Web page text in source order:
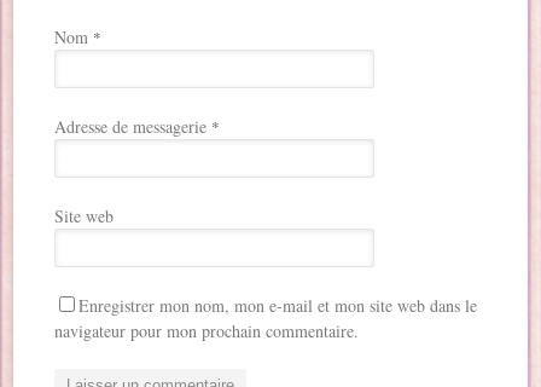
Nom *
Adresse de messagerie *
Site web
Enregistrer mon nom, mon e-mail et mon site web dans le
navigateur pour mon prochain commentaire.